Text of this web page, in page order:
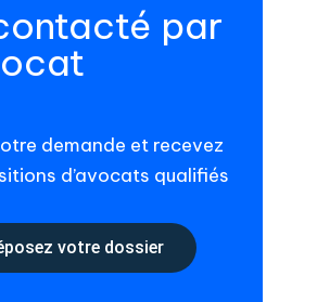
par
demande et recevez
d’avocats qualifiés
votre dossier